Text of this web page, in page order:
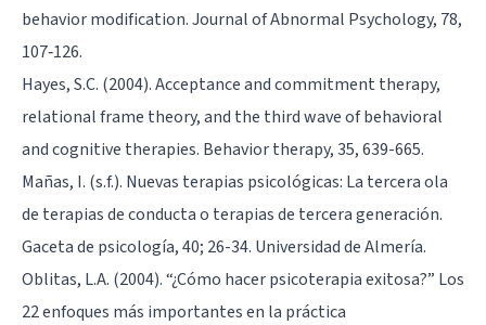
behavior modification. Journal of Abnormal Psychology, 78,
107‐126.
Hayes, S.C. (2004). Acceptance and commitment therapy,
relational frame theory, and the third wave of behavioral
and cognitive therapies. Behavior therapy, 35, 639-665.
Mañas, I. (s.f.). Nuevas terapias psicológicas: La tercera ola
de terapias de conducta o terapias de tercera generación.
Gaceta de psicología, 40; 26-34. Universidad de Almería.
Oblitas, L.A. (2004). “¿Cómo hacer psicoterapia exitosa?” Los
22 enfoques más importantes en la práctica